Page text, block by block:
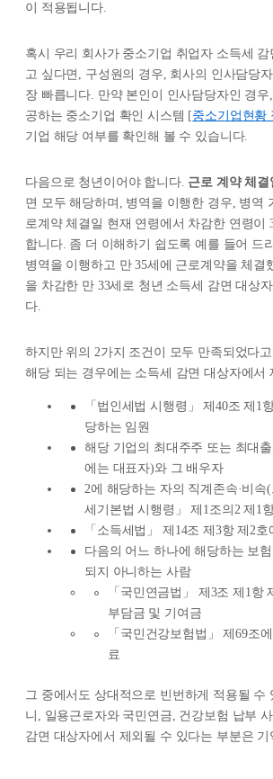
이 적용됩니다.
혹시 우리 회사가 중소기업 취업자 소득세
고 싶다면, 구성원의 경우, 회사의 인사담당
장 빠릅니다. 만약 본인이 인사담당자인 경
공하는 중소기업 확인 시스템 [중소기업현황
기업 해당 여부를 확인해 볼 수 있습니다.
다음으로 청년이어야 합니다. 근로 계약 체결
면 모두 해당하며, 병역을 이행한 경우, 병역
로계약 체결일 현재 연령에서 차감한 연령이
합니다. 좀 더 이해하기 쉽도록 예를 들어 드
병역을 이행하고 만 35세에 근로계약을 체결
을 차감한 만 33세로 청년 소득세 감면 대상
다.
하지만 위의 2가지 조건이 모두 만족되었다
해당 되는 경우에는 소득세 감면 대상자에서
「법인세법 시행령」 제40조 제1
당하는 임원
해당 기업의 최대주주 또는 최대
에는 대표자)와 그 배우자
2에 해당하는 자의 직계존속·비
세기본법 시행령」 제1조의2 제1
「소득세법」 제14조 제3항 제2
다음의 어느 하나에 해당하는 보
되지 아니하는 사람
「국민연금법」 제3조 제1항
부담금 및 기여금
「국민건강보험법」 제69조
료
그 중에서도 상대적으로 빈번하게 적용될 수
니, 일용근로자와 국민연금, 건강보험 납부
감면 대상자에서 제외될 수 있다는 부분은